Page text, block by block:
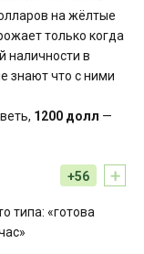
на жёлтые
только когда
наличности в
знают что с ними
1200 долл —
+
+56
типа: «готова